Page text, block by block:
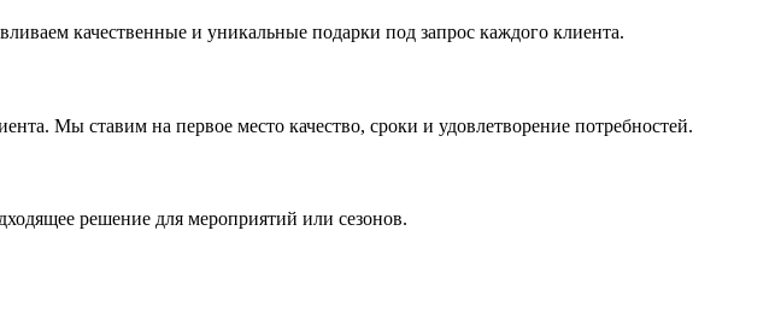
качественные и уникальные подарки под запрос каждого клиента.
Мы ставим на первое место качество, сроки и удовлетворение потребностей.
решение для мероприятий или сезонов.